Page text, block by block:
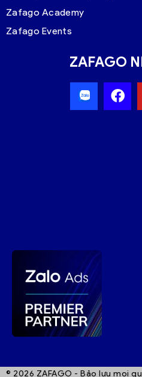
Zafago Academy
Zafago Events
ZAFAGO
© 2026 ZAFAGO - Bảo lưu mọi